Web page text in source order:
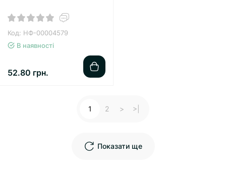
Код: НФ-00004579
В наявності
52.80 грн.
Показати ще
1 2 > >|